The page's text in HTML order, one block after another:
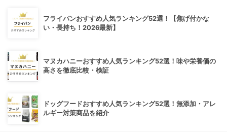
フライパンおすすめ人気ランキング52選！【焦げ付かな
い・長持ち！2026最新】
マヌカハニーおすすめ人気ランキング52選！味や栄養価の
高さを徹底比較・検証
ドッグフードおすすめ人気ランキング52選！無添加・アレ
ルギー対策商品を紹介